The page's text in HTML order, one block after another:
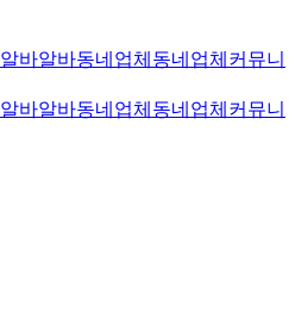
알바알바동네업체 동네업체 커뮤니
알바알바동네업체 동네업체 커뮤니